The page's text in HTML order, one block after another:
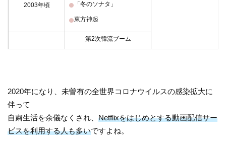
2003年頃 「冬のソナタ」
東方神起
第2次韓流ブーム
KARA
2015年頃
オルチャン
2020年になり、未曽有の全世界コロナウイルスの感染拡大に
伴って
自粛生活を余儀なくされ、Netflixをはじめとする動画配信サー
ビスを利用する人も多いですよね。